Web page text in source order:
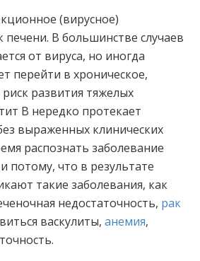
(вирусное)
печени. В большинстве случаев
от вируса, но иногда
перейти в хроническое,
развития тяжелых
В нередко протекает
выраженных клинических
распознать заболевание
потому, что в результате
такие заболевания, как
недостаточность, рак
васкулиты,анемия,